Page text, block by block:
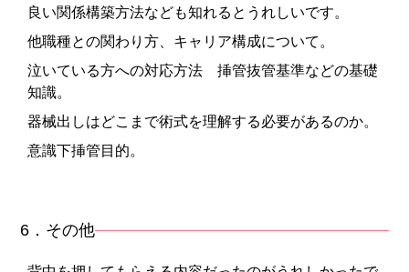
良い関係構築方法なども知れるとうれしいです。
他職種との関わり方、キャリア構成について。
泣いている方への対応方法 挿管抜管基準などの基礎
知識。
器械出しはどこまで術式を理解する必要があるのか。
意識下挿管目的。
6．その他